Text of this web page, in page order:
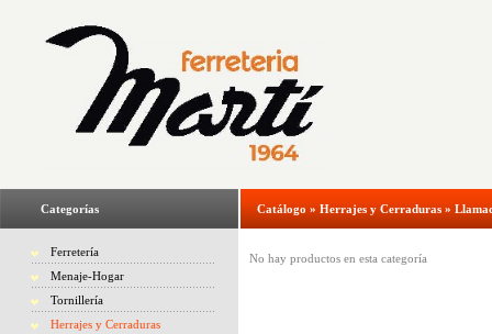
Categorías
Ferretería
Menaje-Hogar
Tornillería
Herrajes y Cerraduras
Catálogo » Herrajes y Cerraduras »
No hay productos en esta categoría